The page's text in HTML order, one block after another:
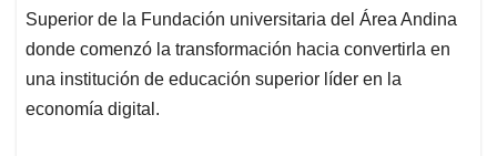
Superior de la Fundación universitaria del Área Andina
donde comenzó la transformación hacia convertirla en
una institución de educación superior líder en la
economía digital.